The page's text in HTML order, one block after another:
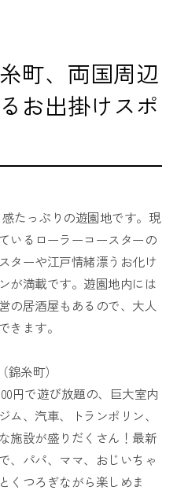
町、両国周辺
お出掛けスポ
たっぷりの遊園地です。現
いるローラーコースターの
ターや江戸情緒漂うお化け
が満載です。遊園地内には
の居酒屋もあるので、大人
きます。
糸町）
円で遊び放題の、巨大室内
、汽車、トランポリン、
施設が盛りだくさん！最新
、パパ、ママ、おじいちゃ
くつろぎながら楽しめま